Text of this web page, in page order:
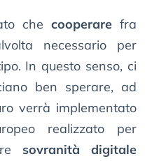
che cooperarefra
necessario per
In questo senso, ci
ben sperare, ad
verrà implementato
realizzato per
sovranità digitale